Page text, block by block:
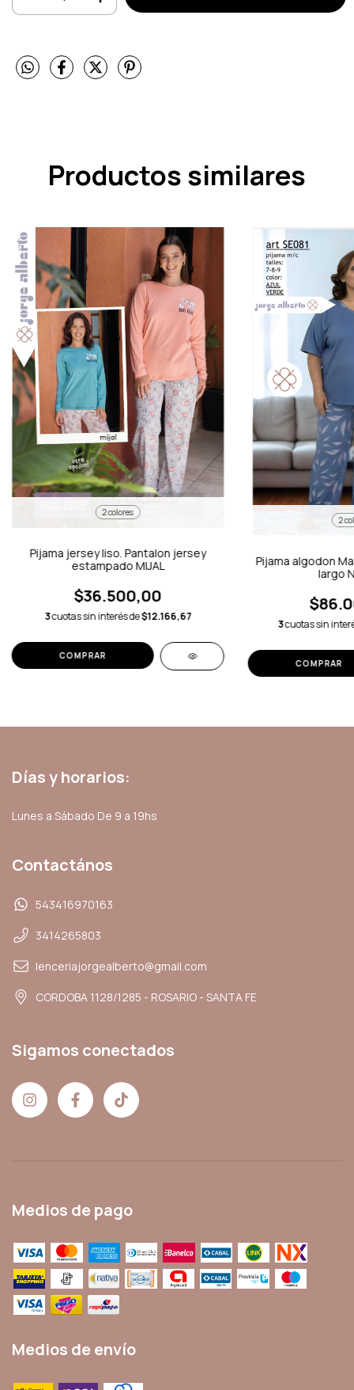
Productos similares
2 colores
Pijama jersey liso. Pantalon jersey
estampado MIJAL
$36.500,00
3cuotas sin interés de$12.166,67
COMPRAR
2
Pijama algodon
largo
3cuotas sin
COMPRAR
Días y horarios:
Lunes a Sábado De 9 a 19hs
Contactános
543416970163
3414265803
lenceriajorgealberto@gmail.com
CORDOBA 1128/1285 - ROSARIO - SANTA FE
Sigamos conectados
Medios de pago
Medios de envío